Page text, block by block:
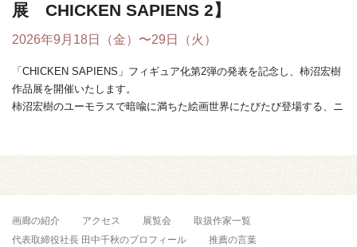
展 CHICKEN SAPIENS 2】
2026年9月18日（金）〜29日（火）
「CHICKEN SAPIENS」フィギュア化第2弾の発表を記念し、柿沼宏樹
作品展を開催いたします。
柿沼宏樹のユーモラスで暗喩に満ちた絵画世界にたびたび登場する、ニ
画廊の紹介 アクセス 展覧会
取扱作家一覧
代表取締役社長 田中千秋のプロフィール
推薦の言葉